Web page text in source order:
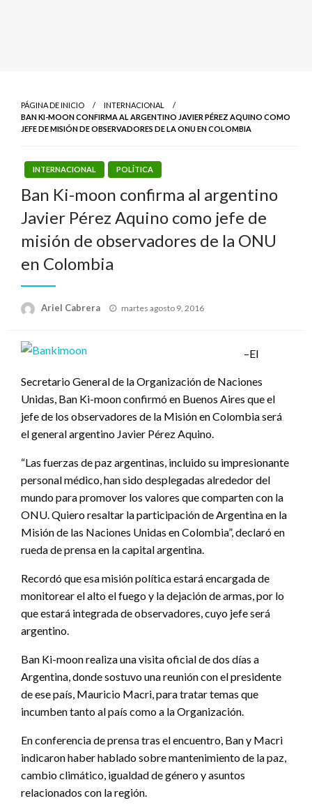
PÁGINA DE INICIO
INTERNACIONAL
BAN KI-MOON CONFIRMA AL ARGENTINO JAVIER PÉREZ AQUINO COMO
JEFE DE MISIÓN DE OBSERVADORES DE LA ONU EN COLOMBIA
INTERNACIONAL POLÍTICA
Ban Ki-moon confirma al argentino
Javier Pérez Aquino como jefe de
misión de observadores de la ONU
en Colombia
Ariel Cabrera
Publicado
martes agosto 9, 2016
–El
Secretario General de la Organización de Naciones
Unidas, Ban Ki-moon confirmó en Buenos Aires que el
jefe de los observadores de la Misión en Colombia será
el general argentino Javier Pérez Aquino.
“Las fuerzas de paz argentinas, incluido su impresionante
personal médico, han sido desplegadas alrededor del
mundo para promover los valores que comparten con la
ONU. Quiero resaltar la participación de Argentina en la
Misión de las Naciones Unidas en Colombia”, declaró en
rueda de prensa en la capital argentina.
Recordó que esa misión política estará encargada de
monitorear el alto el fuego y la dejación de armas, por lo
que estará integrada de observadores, cuyo jefe será
argentino.
Ban Ki-moon realiza una visita oficial de dos días a
Argentina, donde sostuvo una reunión con el presidente
de ese país, Mauricio Macri, para tratar temas que
incumben tanto al país como a la Organización.
En conferencia de prensa tras el encuentro, Ban y Macri
indicaron haber hablado sobre mantenimiento de la paz,
cambio climático, igualdad de género y asuntos
relacionados con la región.